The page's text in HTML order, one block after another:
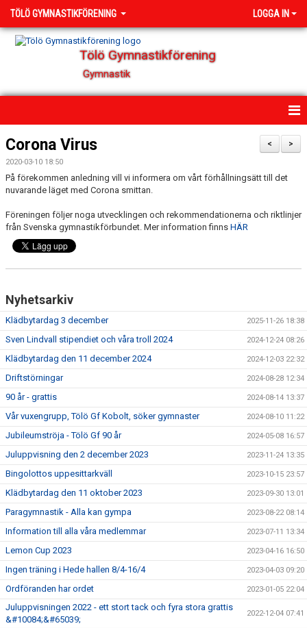
TÖLÖ GYMNASTIKFÖRENING LOGGA IN
Tölö Gymnastikförening
Gymnastik
HEM
NYHETER
OM FÖRENINGEN
KONTAKT
GDPR
GÄSTBOK
HÄLSOCERTIFIERING
BILDGALLERI
VÅRA GRUPPER
MEDLEMSKAP
TÖLÖ GF SÖKER LEDARE
ÅRSMÖTE
>
<
Corona Virus
2020-03-10 18:50
På förekommen anledning vill vi informera om vårt förhållningsätt till det
nuvarande läget med Corona smittan.
Föreningen följer noga utvecklingen och rekommendationerna och riktlinjer
från Svenska gymnastikförbundet. Mer information finns HÄR
Nyhetsarkiv
Klädbytardag 3 december 2025-11-26 18:38
Sven Lindvall stipendiet och våra troll 2024 2024-12-24 08:26
Klädbytardag den 11 december 2024 2024-12-03 22:32
Driftstörningar 2024-08-28 12:34
90 år - grattis 2024-08-14 13:37
Vår vuxengrupp, Tölö Gf Kobolt, söker gymnaster 2024-08-10 11:22
Jubileumströja - Tölö Gf 90 år 2024-05-08 16:57
Juluppvisning den 2 december 2023 2023-11-24 13:35
Bingolottos uppesittarkväll 2023-10-15 23:57
Klädbytardag den 11 oktober 2023 2023-09-30 13:01
Paragymnastik - Alla kan gympa 2023-08-22 08:14
Information till alla våra medlemmar 2023-07-11 13:34
Lemon Cup 2023 2023-04-16 16:50
Ingen träning i Hede hallen 8/4-16/4 2023-04-03 09:20
Ordföranden har ordet 2023-01-05 22:04
Juluppvisningen 2022 - ett stort tack och fyra stora grattis
&#10084;&#65039;
2022-12-04 07:41